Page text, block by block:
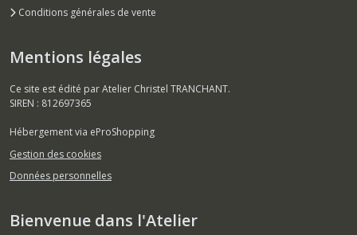
Conditions générales de vente
Mentions légales
Ce site est édité par Atelier Christel TRANCHANT.
SIREN : 812697365
Hébergement via eProShopping
Gestion des cookies
Données personnelles
Bienvenue dans l'Atelier